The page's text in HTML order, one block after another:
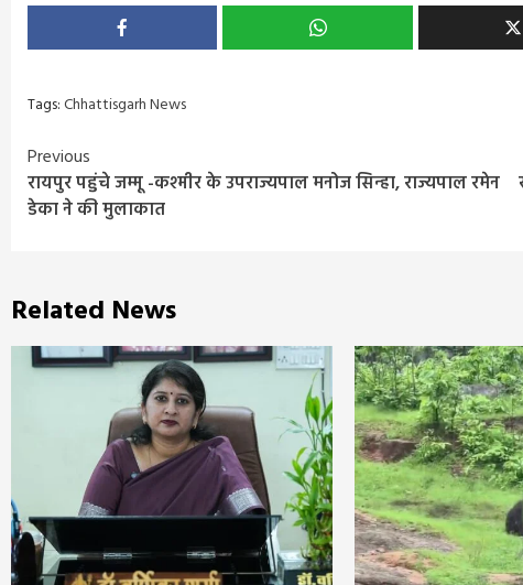
Tags:Chhattisgarh News
Continue
Reading
Previous
रायपुर पहुंचे जम्मू -कश्मीर के उपराज्यपाल मनोज सिन्हा, राज्यपाल रमेन
डेका ने की मुलाकात
Related News